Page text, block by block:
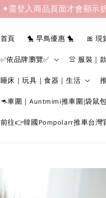
✦需登入商品頁面才會顯示
首頁 🐤 早鳥優惠 🐤 🎀 現
✅依品牌瀏覽✅ 👚 服裝｜
睡床｜玩具｜食器｜生活
🦘車圍｜Auntmimi推車圍|袋鼠包
前往👉韓國Pompolarr推車台灣